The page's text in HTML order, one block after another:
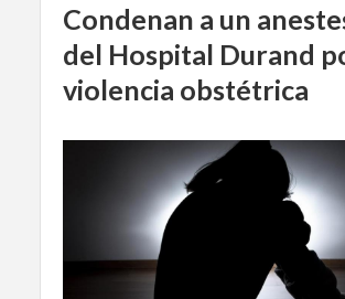
Condenan a un
del Hospital Durand
violencia obstétrica